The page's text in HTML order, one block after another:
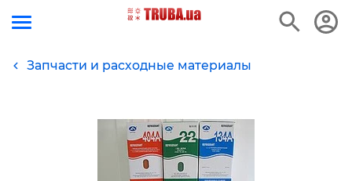
Запчасти и расходные материалы